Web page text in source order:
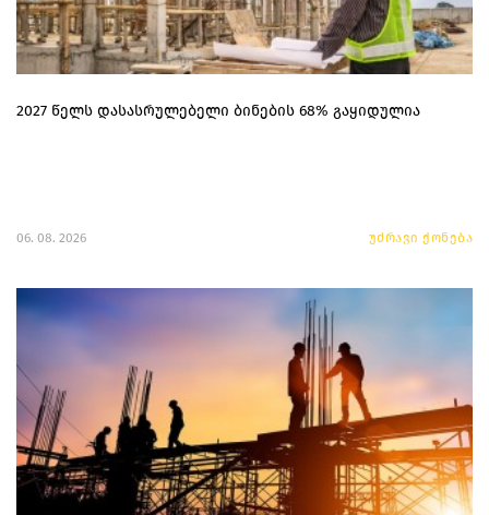
2027 წელს დასასრულებელი ბინების 68% გაყიდულია
06. 08. 2026 უძრავი ქონება